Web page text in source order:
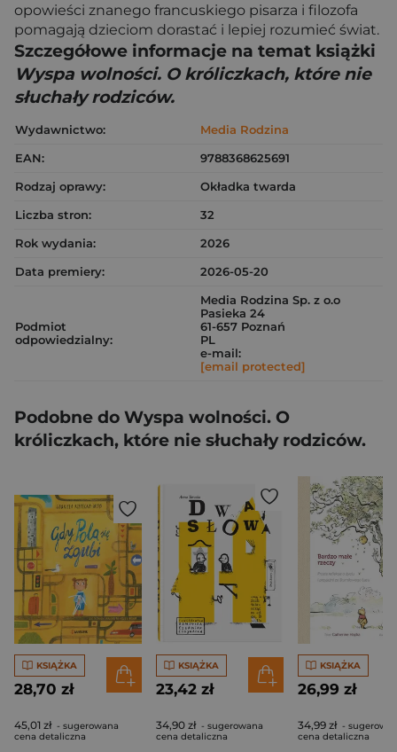
opowieści znanego francuskiego pisarza i filozofa
pomagają dzieciom dorastać i lepiej rozumieć świat.
Szczegółowe informacje na temat książki
Wyspa wolności. O króliczkach, które nie
słuchały rodziców.
Wydawnictwo:
Media Rodzina
EAN:
9788368625691
Rodzaj oprawy:
Okładka twarda
Liczba stron:
32
Rok wydania:
2026
Data premiery:
2026-05-20
Podmiot
odpowiedzialny:
Media Rodzina Sp. z o.o
Pasieka 24
61-657 Poznań
PL
e-mail:
[email protected]
Podobne do Wyspa wolności. O
króliczkach, które nie słuchały rodziców.
KSIĄŻKA
28,70 zł
45,01 zł - sugerowana
cena detaliczna
KSIĄŻKA
23,42 zł
34,90 zł - sugerowana
cena detaliczna
KSIĄŻKA
26,99 zł
34,99 zł -
cena detaliczna